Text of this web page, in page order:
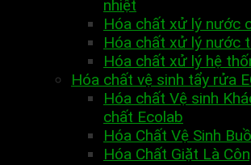
nhiệt
Hóa chất xử lý nước
Hóa chất xử lý nước
Hóa chất xử lý hệ
Hóa chất vệ sinh tẩy rửa
Hóa chất Vệ sinh
chất Ecolab
Hóa Chất Vệ Sinh
Hóa Chất Giặt Là